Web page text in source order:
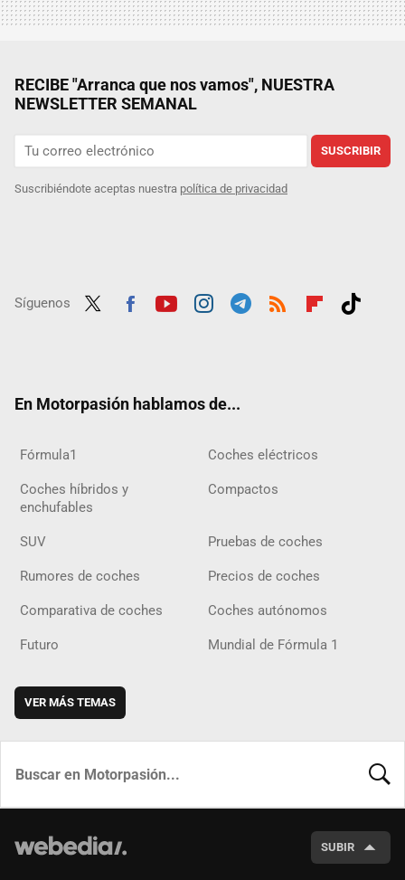
RECIBE "Arranca que nos vamos", NUESTRA
NEWSLETTER SEMANAL
SUSCRIBIR
Suscribiéndote aceptas nuestra política de privacidad
Síguenos
En Motorpasión hablamos de...
Fórmula1 Coches eléctricos
Coches híbridos y
enchufables
Compactos
SUV Pruebas de coches
Rumores de coches Precios de coches
Comparativa de coches Coches autónomos
Futuro Mundial de Fórmula 1
VER MÁS TEMAS
SUBIR